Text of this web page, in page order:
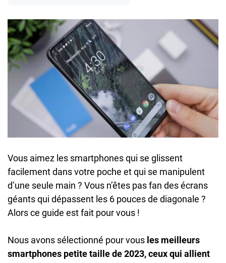
Vous aimez les smartphones qui se glissent
facilement dans votre poche et qui se manipulent
d’une seule main ? Vous n’êtes pas fan des écrans
géants qui dépassent les 6 pouces de diagonale ?
Alors ce guide est fait pour vous !
Nous avons sélectionné pour vous les meilleurs
smartphones petite taille de 2023, ceux qui allient